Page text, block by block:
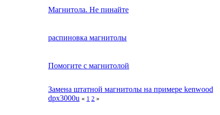
Магнитола. Не пинайте
распиновка магнитолы
Помогите с магнитолой
Замена штатной магнитолы на примере kenwood
dpx3000u « 1 2 »